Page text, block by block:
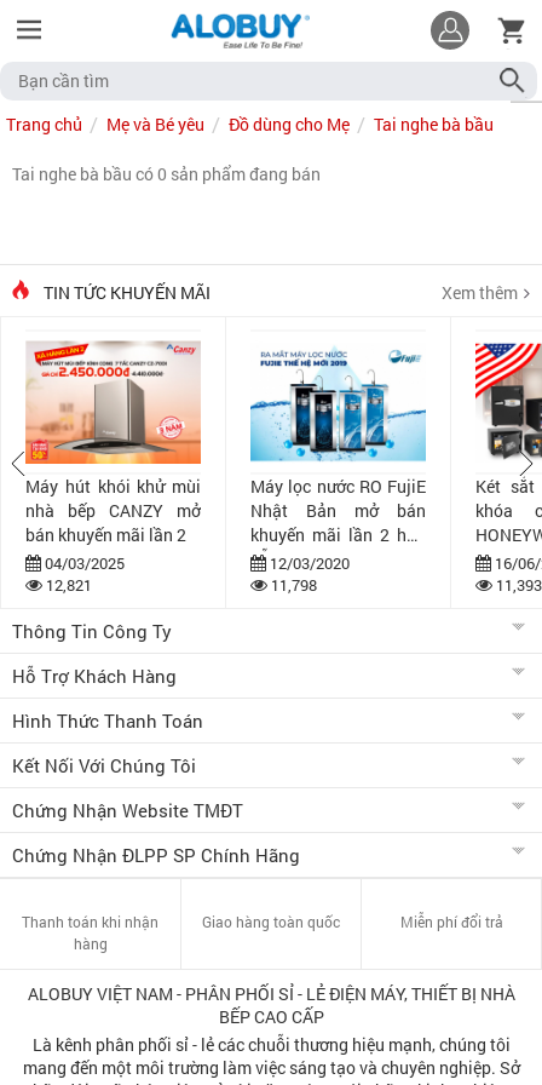
Trang chủ Mẹ và Bé yêu Đồ dùng cho Mẹ Tai nghe bà bầu
Tai nghe bà bầu có 0 sản phẩm đang bán
TIN TỨC KHUYẾN MÃI Xem thêm
Máy hút khói khử mùi
nhà bếp CANZY mở
bán khuyến mãi lần 2
04/03/2025
12,821
Máy lọc nước RO FujiE
Nhật Bản mở bán
khuyến mãi lần 2 hấp
dẫn12/03/2020
11,798
Két sắt
khóa
bán16/
11,393
Thông Tin Công Ty
Hỗ Trợ Khách Hàng
Hình Thức Thanh Toán
Kết Nối Với Chúng Tôi
Chứng Nhận Website TMĐT
Chứng Nhận ĐLPP SP Chính Hãng
Thanh toán khi nhận
hàng
Giao hàng toàn quốc Miễn phí đổi trả
ALOBUY VIỆT NAM - PHÂN PHỐI SỈ - LẺ ĐIỆN MÁY, THIẾT BỊ NHÀ
BẾP CAO CẤP
Là kênh phân phối sỉ - lẻ các chuỗi thương hiệu mạnh, chúng tôi
mang đến một môi trường làm việc sáng tạo và chuyên nghiệp. Sở